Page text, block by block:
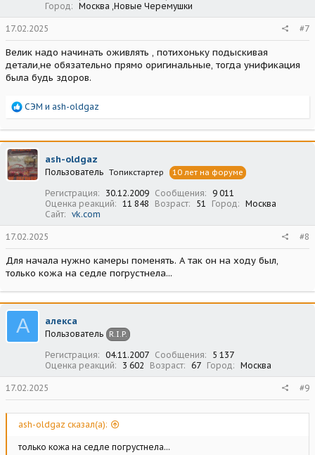
Город
Москва ,Новые Черемушки
17.02.2025 #7
Велик надо начинать оживлять , потихоньку подыскивая
детали,не обязательно прямо оригинальные, тогда унификация
была будь здоров.
Р
а
к
ц
и
и
СЭМ и ash-oldgaz
ash-oldgaz
Пользователь Топикстартер 10 лет на форуме
Регистрация 30.12.2009 Сообщения
9 011
Оценка реакций
11 848 Возраст 51 Город
Москва
Сайт
vk.com
17.02.2025 #8
Для начала нужно камеры поменять. А так он на ходу был,
только кожа на седле погрустнела...
А алекса
Пользователь R.I.P.
Регистрация 04.11.2007 Сообщения
5 137
Оценка реакций
3 602 Возраст 67 Город Москва
17.02.2025 #9
ash-oldgaz сказал(а):
только кожа на седле погрустнела...